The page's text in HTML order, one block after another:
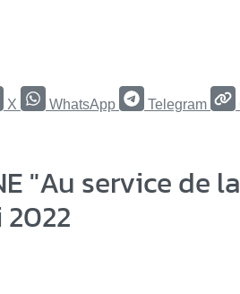
X WhatsApp Telegram
"Au service de
2022